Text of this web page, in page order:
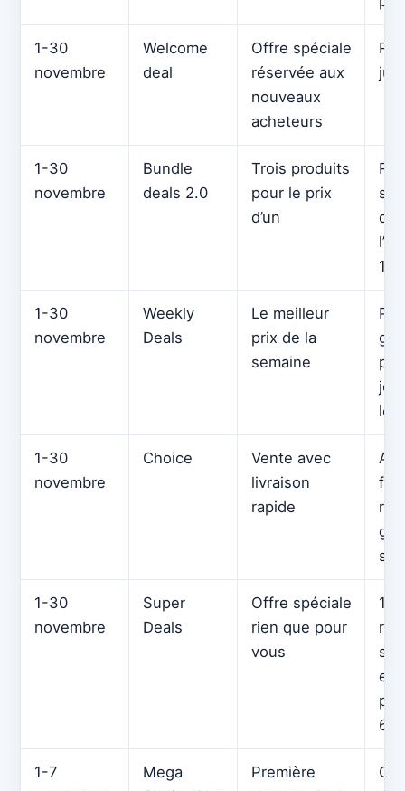
1-30
novembre
Welcome
deal
Offre spéciale
réservée aux
nouveaux
acheteurs
1-30
novembre
Bundle
deals 2.0
Trois produits
pour le prix
d’un
de
10
1-30
novembre
Weekly
Deals
Le meilleur
prix de la
semaine
les
1-30
novembre
Choice
Vente avec
livraison
rapide
1-30
novembre
Super
Deals
Offre spéciale
rien que pour
vous
10
et
60
1-7
Mega
Première